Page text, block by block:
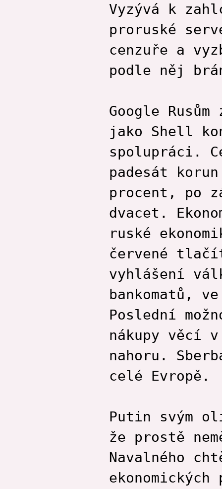
Vyzývá k
proruské
cenzuře a
podle něj
Google
jako Shell
spolupráci.
padesát
procent, po
dvacet.
ruské
červené
vyhlášení
bankomatů,
Poslední
nákupy věcí v
nahoru.
celé Evropě.
Putin svým
že prostě
Navalného
ekonomických